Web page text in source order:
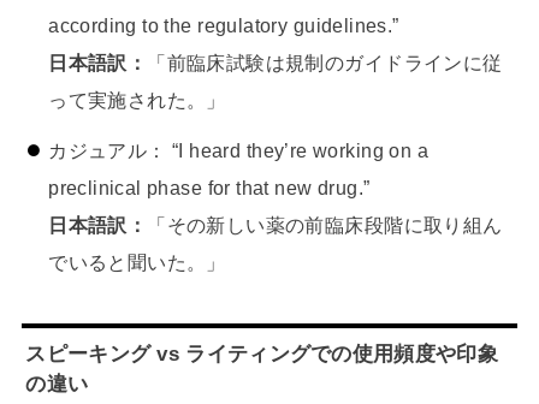
according to the regulatory guidelines.”
日本語訳：
「前臨床試験は規制のガイドラインに従
って実施された。」
カジュアル： “I heard they’re working on a
preclinical phase for that new drug.”
日本語訳：
「その新しい薬の前臨床段階に取り組ん
でいると聞いた。」
スピーキング vs ライティングでの使用頻度や印象
の違い